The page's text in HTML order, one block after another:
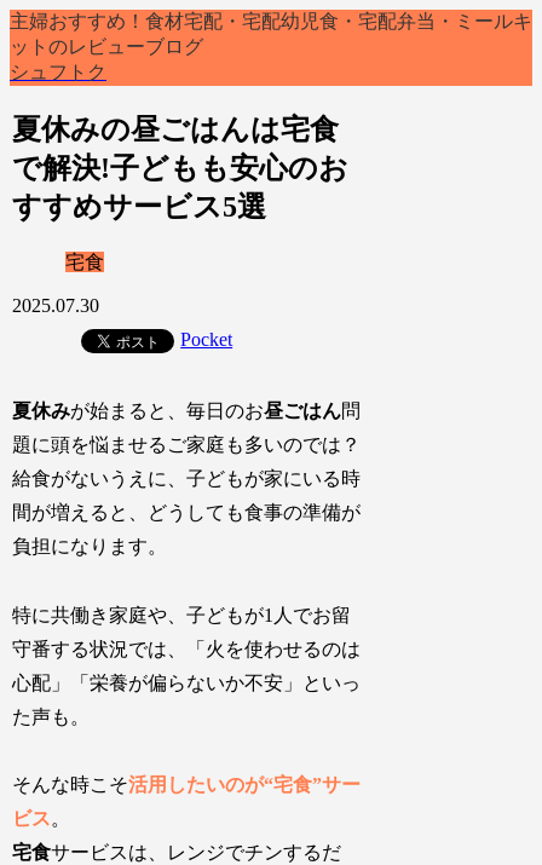
主婦おすすめ！食材宅配・宅配幼児食・宅配弁当・ミールキ
ットのレビューブログ
シュフトク
夏休みの昼ごはんは宅食
で解決!子どもも安心のお
すすめサービス5選
宅食
2025.07.30
Pocket
夏休みが始まると、毎日のお昼ごはん問
題に頭を悩ませるご家庭も多いのでは？
給食がないうえに、子どもが家にいる時
間が増えると、どうしても食事の準備が
負担になります。
特に共働き家庭や、子どもが1人でお留
守番する状況では、「火を使わせるのは
心配」「栄養が偏らないか不安」といっ
た声も。
そんな時こそ活用したいのが“宅食”サー
ビス。
宅食サービスは、レンジでチンするだ